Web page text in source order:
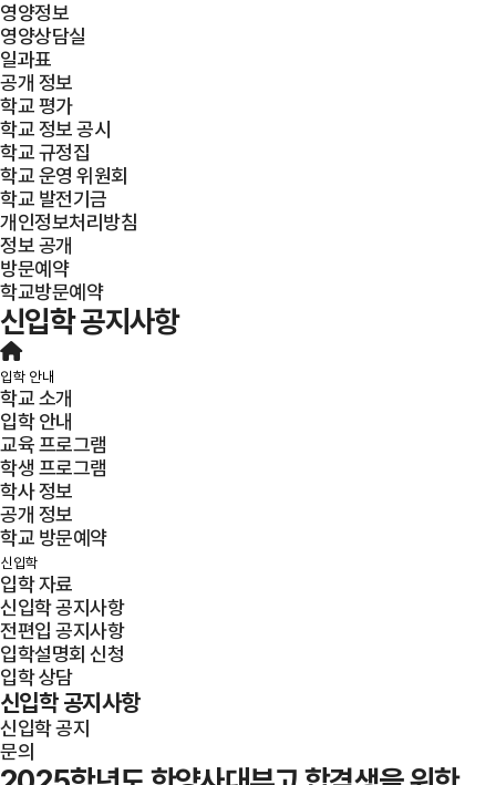
영양정보
영양상담실
일과표
공개 정보
학교 평가
학교 정보 공시
학교 규정집
학교 운영 위원회
학교 발전기금
개인정보처리방침
정보 공개
방문예약
학교방문예약
신입학 공지사항
입학 안내
학교 소개
입학 안내
교육 프로그램
학생 프로그램
학사 정보
공개 정보
학교 방문예약
신입학
입학 자료
신입학 공지사항
전편입 공지사항
입학설명회 신청
입학 상담
신입학 공지사항
신입학 공지
문의